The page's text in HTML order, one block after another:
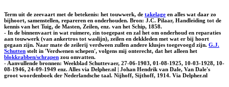
Term uit de zeevaart met de betekenis: het touwwerk, de takelage en alles wat daar zo
bijhoort, samenstellen, repareren en onderhouden. Bron: J.C. Pilaar, Handleiding tot de
kennis van het Tuig, de Masten, Zeilen, enz. van het Schip, 1858.
- In de binnenvaart in wat ruimere, zin toegepast en zal het om onderhoud en reparaties
aan touwwerk (van ankertros tot waslijn), zeilen en dekkleden met wat er bij hoort
gegaan zijn. Naar mate de zeilerij verdween zullen andere klusjes toegevoegd zijn. G.J.
Schutten stelt in 'Verdwenen schepen', volgens mij onterecht, dat het alleen het
blokkrabben/schrapen zou omvatten.
- Aanvullende bronnen: Weekblad Schuttevaer, 27-06-1903, 01-08-1925, 10-03-1928, 10-
08-1946, 24-09-1949 enz. Alles via Delpher.nl | Johan Hendrik van Dale, Van Dale's
groot woordenboek der Nederlandsche taal. Nijhoff, Sijthoff, 1914. Via Delpher.nl